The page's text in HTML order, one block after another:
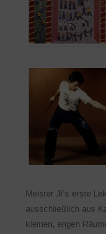
Meister Ji’s erste
ausschließlich aus
kleinen, engen